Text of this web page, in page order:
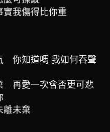
我傷得比你重
你知道嗎 我如何吞聲
再愛一次會否更可悲
未棄